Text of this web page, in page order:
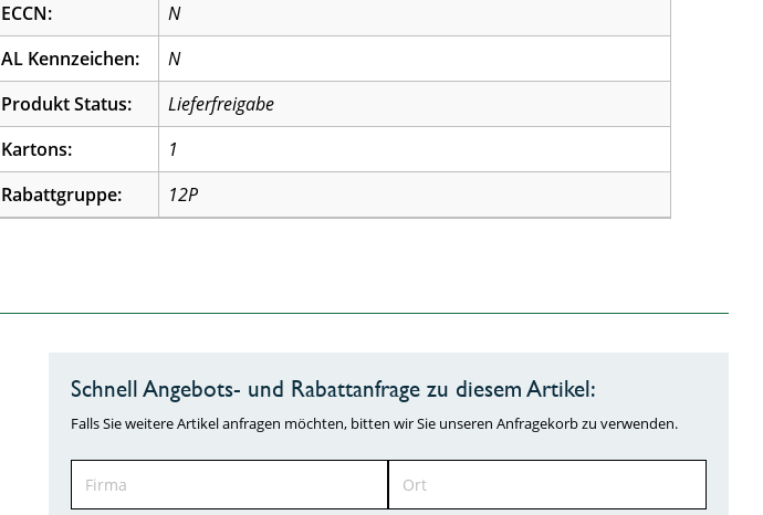
ECCN:
N
AL Kennzeichen:
N
Produkt Status:
Lieferfreigabe
Kartons:
1
Rabattgruppe:
12P
Schnell Angebots- und Rabattanfrage zu diesem Artikel:
Falls Sie weitere Artikel anfragen möchten, bitten wir Sie unseren Anfragekorb zu verwenden.